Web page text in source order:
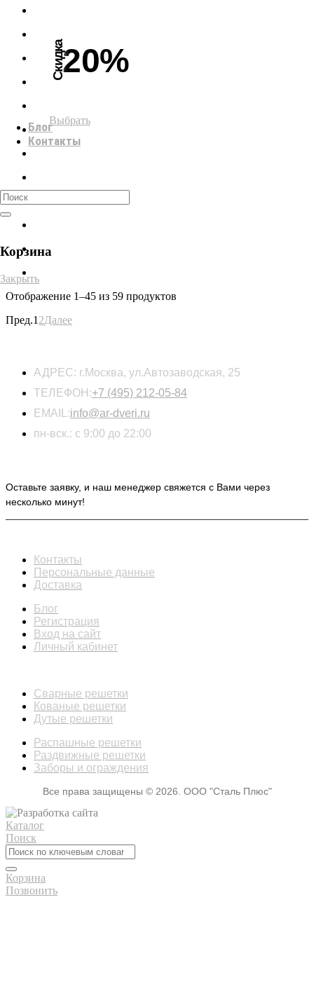
Скидка20%
Выбрать
Блог
Контакты
Корзина
Закрыть
Отображение 1–45 из 59 продуктов
Пред.1 2Далее
АДРЕС: г.Москва, ул.Автозаводская, 25
ТЕЛЕФОН:+7 (495) 212-05-84
EMAIL:info@ar-dveri.ru
пн-вск.: с 9:00 до 22:00
Оставьте заявку, и наш менеджер свяжется с Вами через
несколько минут!
Контакты
Персональные данные
Доставка
Блог
Регистрация
Вход на сайт
Личный кабинет
Сварные решетки
Кованые решетки
Дутые решетки
Распашные решетки
Раздвижные решетки
Заборы и ограждения
Все права защищены © 2026. ООО "Сталь Плюс"
Каталог
Поиск
Корзина
Позвонить